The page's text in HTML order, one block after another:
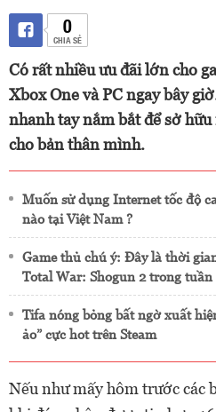
0
CHIA SẺ
Có rất nhiều ưu đãi lớn cho
Xbox One và PC ngay bây
nhanh tay nắm bắt để sở
cho bản thân mình.
Muốn sử dụng Internet tốc độ
nào tại Việt Nam ?
Game thủ chú ý: Đây là thời
Total War: Shogun 2 trong tuần
Tifa nóng bỏng bất ngờ xuất
ảo” cực hot trên Steam
Nếu như mấy hôm trước các